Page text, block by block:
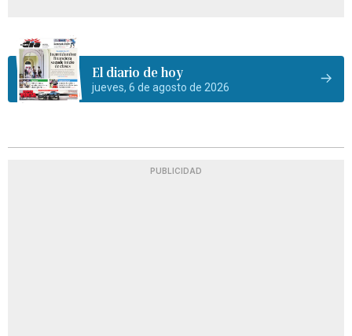
El diario de hoy
jueves, 6 de agosto de 2026
PUBLICIDAD